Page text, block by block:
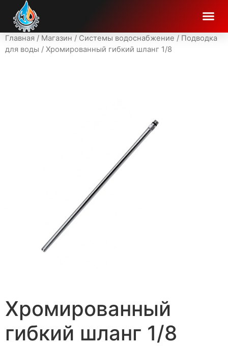
Главная / Магазин / Системы водоснабжение / Подводка
для воды / Хромированный гибкий шланг 1/8
Хромированный
гибкий шланг 1/8